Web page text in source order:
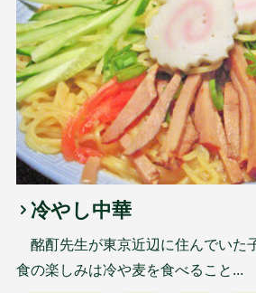
冷やし中華
酩酊先生が東京近辺に住んでいた
食の楽しみは冷や麦を食べること...